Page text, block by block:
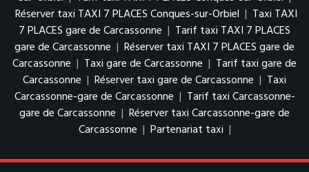
Réserver taxi TAXI 7 PLACES Conques-sur-Orbiel | Taxi TAXI
7 PLACES gare de Carcassonne | Tarif taxi TAXI 7 PLACES
gare de Carcassonne | Réserver taxi TAXI 7 PLACES gare de
Carcassonne | Taxi gare de Carcassonne | Tarif taxi gare de
Carcassonne | Réserver taxi gare de Carcassonne | Taxi
Carcassonne-gare de Carcassonne | Tarif taxi Carcassonne-
gare de Carcassonne | Réserver taxi Carcassonne-gare de
Carcassonne | Partenariat taxi |